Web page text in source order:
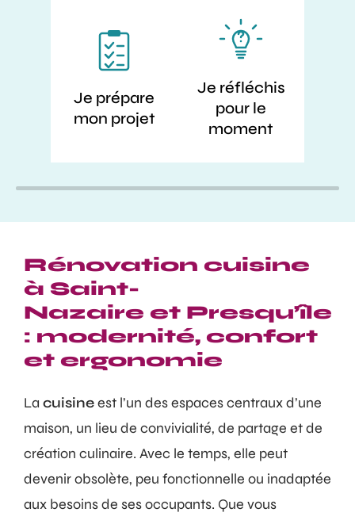
Je prépare
mon projet
Je réfléchis
pour le
moment
Rénovation cuisine
à Saint-
Nazaire et Presqu’île
: modernité, confort
et ergonomie
La cuisineest l’un des espaces centraux d’une
maison, un lieu de convivialité, de partage et de
création culinaire. Avec le temps, elle peut
devenir obsolète, peu fonctionnelle ou inadaptée
aux besoins de ses occupants. Que vous